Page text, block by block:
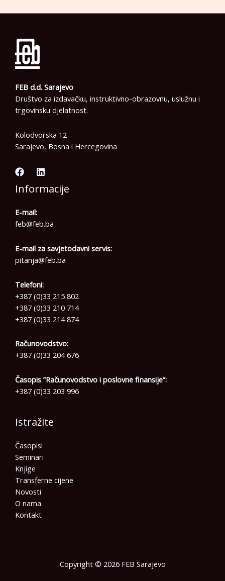
FEB d.d. Sarajevo
Društvo za izdavačku, instruktivno-obrazovnu, uslužnu i
trgovinsku djelatnost.
Kolodvorska 12
Sarajevo, Bosna i Hercegovina
Informacije
E-mail:
feb@feb.ba
E-mail za savjetodavni servis:
pitanja@feb.ba
Telefoni:
+387 (0)33 215 802
+387 (0)33 210 714
+387 (0)33 214 874
Računovodstvo:
+387 (0)33 204 676
Časopis ”Računovodstvo i poslovne finansije”:
+387 (0)33 203 996
Istražite
Časopisi
Seminari
Knjige
Transferne cijene
Novosti
O nama
Kontakt
Copyright © 2026 FEB Sarajevo